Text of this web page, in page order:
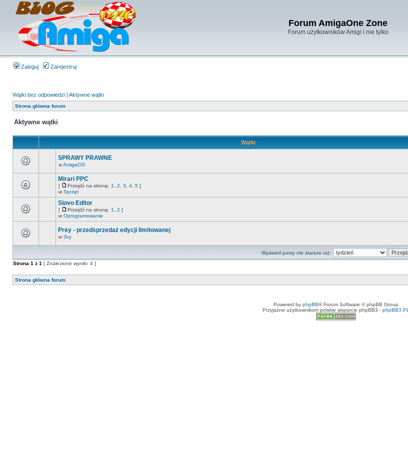
Forum AmigaOne Zone
Forum użytkowników Amigi i nie tylko
Zaloguj Zarejestruj
Wątki bez odpowiedzi | Aktywne wątki
Strona główna forum
Aktywne wątki
Wątki
SPRAWY PRAWNE
wAmigaOS
Mirari PPC
[ Przejdź na stronę: 1 2 3 4 5 ]
w Sprzęt
Slovo Editor
[ Przejdź na stronę: 1 2 ]
w Oprogramowanie
Prey - przedsprzedaż edycji limitowanej
w Gry
Wyświetl posty nie starsze niż:
Strona 1 z 1 [ Znalezione wyniki: 4 ]
Strona główna forum
Powered by phpBB® Forum Software © phpBB Group
Przyjazne użytkownikom polskie wsparcie phpBB3 - phpBB3.PL